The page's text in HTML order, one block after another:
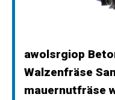
awolsrgiop
Walzenfräse
mauernutfräse